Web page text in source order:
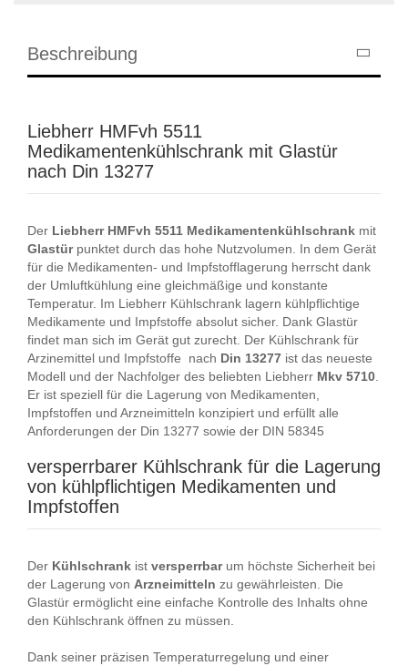
Beschreibung
Liebherr HMFvh 5511
Medikamentenkühlschrank mit Glastür
nach Din 13277
Der Liebherr HMFvh 5511 Medikamentenkühlschrank mit
Glastürpunktet durch das hohe Nutzvolumen. In dem Gerät
für die Medikamenten- und Impfstofflagerung herrscht dank
der Umluftkühlung eine gleichmäßige und konstante
Temperatur. Im Liebherr Kühlschrank lagern kühlpflichtige
Medikamente und Impfstoffe absolut sicher. Dank Glastür
findet man sich im Gerät gut zurecht. Der Kühlschrank für
Arzinemittel und Impfstoffe nach Din 13277 ist das neueste
Modell und der Nachfolger des beliebten Liebherr Mkv 5710
Er ist speziell für die Lagerung von Medikamenten,
Impfstoffen und Arzneimitteln konzipiert und erfüllt alle
Anforderungen der Din 13277 sowie der DIN 58345
versperrbarer Kühlschrank für die Lagerung
von kühlpflichtigen Medikamenten und
Impfstoffen
Der Kühlschrank ist versperrbarum höchste Sicherheit bei
der Lagerung von Arzneimitteln zu gewährleisten. Die
Glastür ermöglicht eine einfache Kontrolle des Inhalts ohne
den Kühlschrank öffnen zu müssen.
Dank seiner präzisen Temperaturregelung und einer